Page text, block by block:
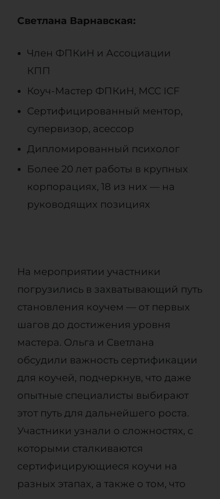
Светлана Варнавская:
Член ФПКиН и Ассоциации
КПП
Коуч-Мастер ФПКиН, МCC ICF
Сертифицированный ментор,
супервизор, асессор
Дипломированный психолог
Более 20 лет работы в крупных
корпорациях, 18 из них — на
руководящих позициях
На мероприятии участники
погрузились в захватывающий путь
становления коучем — от первых
шагов до достижения уровня
мастера. Ольга и Светлана
обсудили важность сертификации
для коучей, подчеркнув, что даже
опытные специалисты выбирают
этот путь для дальнейшего роста.
Участники узнали о сложностях, с
которыми сталкиваются
сертифицирующиеся коучи на
разных этапах, а также о том, что